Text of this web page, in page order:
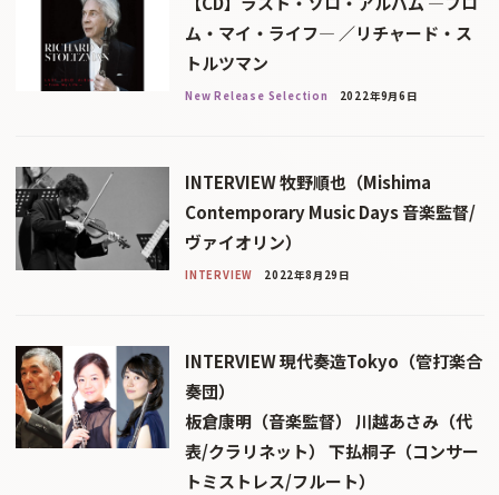
ム・マイ・ライフ― ／リチャード・ス
トルツマン
New Release Selection 2022年9月6日
INTERVIEW 牧野順也（Mishima
Contemporary Music Days 音楽監督/
ヴァイオリン）
INTERVIEW 2022年8月29日
INTERVIEW 現代奏造Tokyo（管打楽合
奏団）
板倉康明（音楽監督） 川越あさみ（代
表/クラリネット） 下払桐子（コンサー
トミストレス/フルート）